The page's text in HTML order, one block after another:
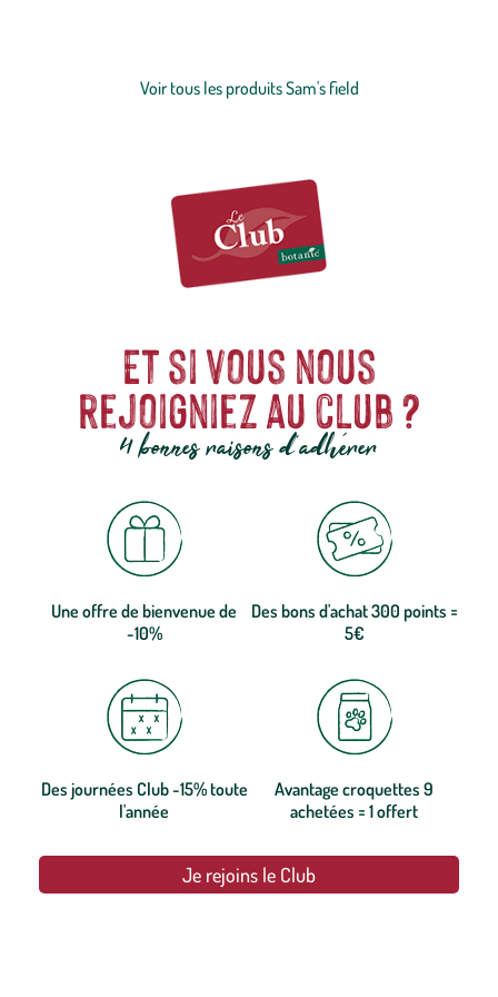
céréales assurent une digestion optimale et une absorption efficace
compagnons les plus exigeants.
Voir tous les produits Sam's field
Et si vous nous
rejoigniez au club ?
4 bonnes raisons d'adhérer
Une offre de bienvenue de
-10%
Des bons d'achat 300 points =
5€
Des journées Club -15% toute
l'année
Avantage croquettes 9
achetées = 1 offert
Je rejoins le Club